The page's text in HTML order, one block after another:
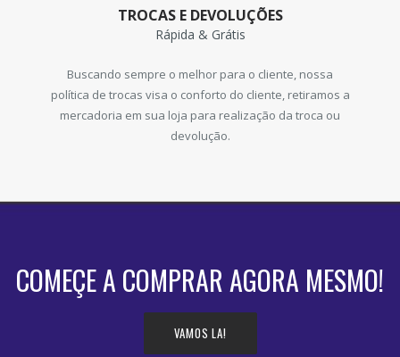
TROCAS E DEVOLUÇÕES
Rápida & Grátis
Buscando sempre o melhor para o cliente, nossa
política de trocas visa o conforto do cliente, retiramos a
mercadoria em sua loja para realização da troca ou
devolução.
COMEÇE A COMPRAR AGORA MESMO!
VAMOS LA!